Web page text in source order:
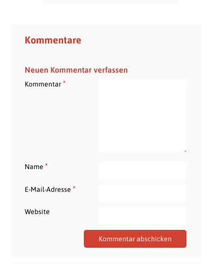
Kommentare
Neuen Kommentar verfassen
Kommentar*
Name *
E-Mail-Adresse *
Website